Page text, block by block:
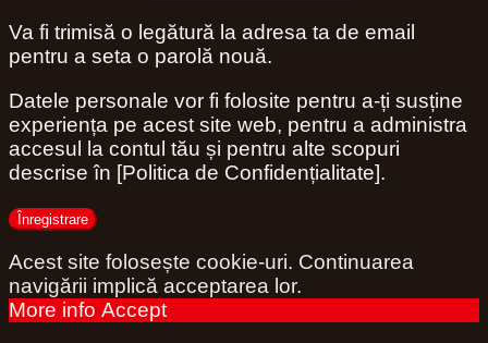
Va fi trimisă o legătură la adresa ta de email
pentru a seta o parolă nouă.
Datele personale vor fi folosite pentru a-ți susține
experiența pe acest site web, pentru a administra
accesul la contul tău și pentru alte scopuri
descrise în [Politica de Confidențialitate].
Înregistrare
Acest site folosește cookie-uri. Continuarea
navigării implică acceptarea lor.
More info Accept